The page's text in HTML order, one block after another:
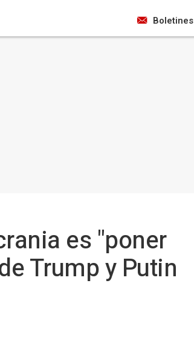
Boletines
es "poner
Trump y Putin